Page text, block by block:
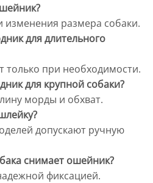
изменения размера собаки.
для длительного
только при необходимости.
для крупной собаки?
морды и обхват.
допускают ручную
снимает ошейник?
фиксацией.